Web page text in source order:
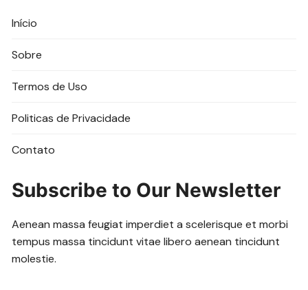
Início
Sobre
Termos de Uso
Politicas de Privacidade
Contato
Subscribe to Our Newsletter
Aenean massa feugiat imperdiet a scelerisque et morbi
tempus massa tincidunt vitae libero aenean tincidunt
molestie.